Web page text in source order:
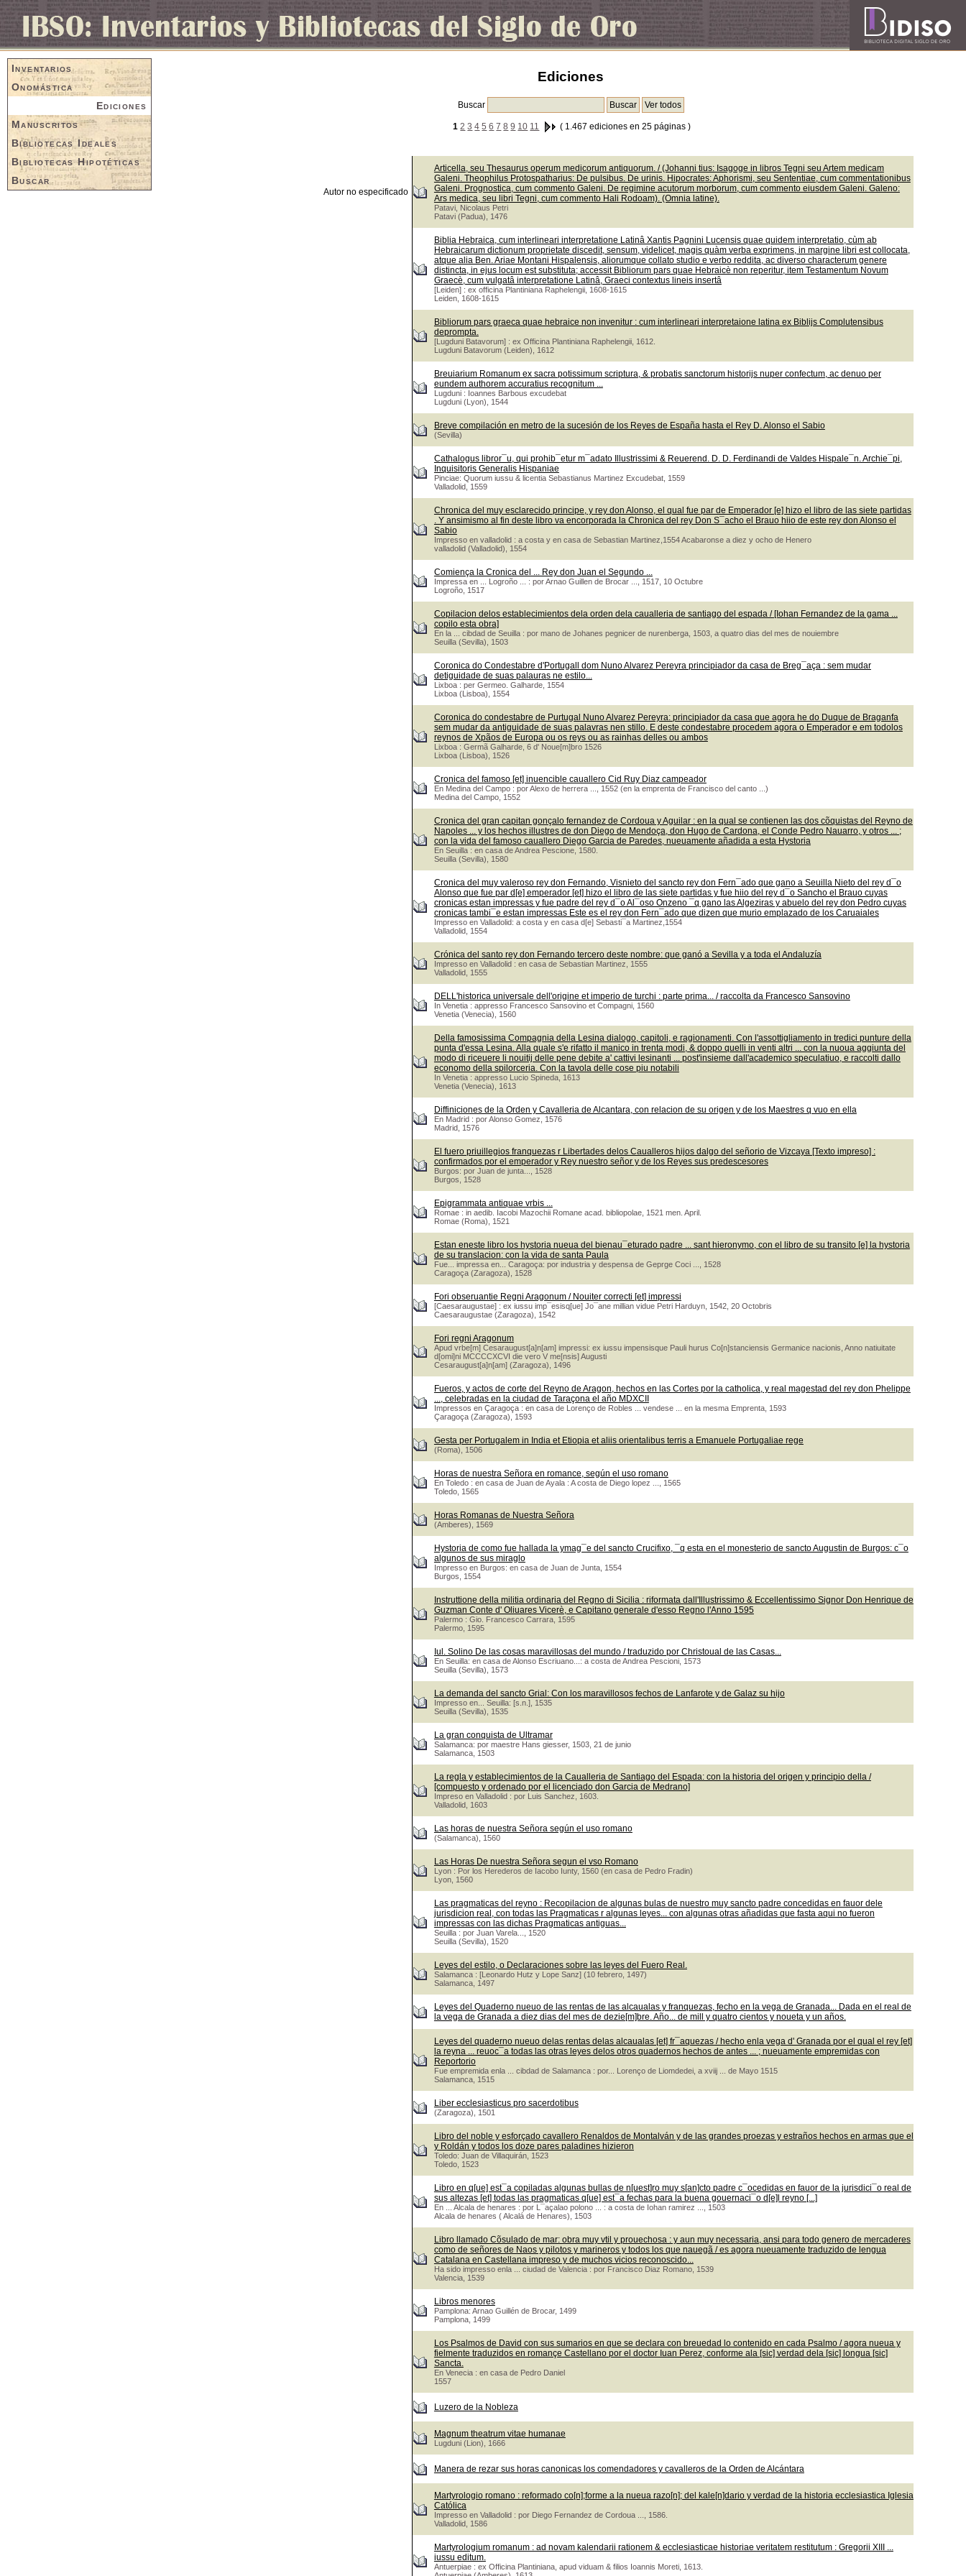
Inventarios
Onomástica
Ediciones
Manuscritos
Bibliotecas Ideales
Bibliotecas Hipotéticas
Buscar
Ediciones
Buscar
1 2 3 4 5 6 7 8 9 10 11 ( 1.467 ediciones en 25 páginas )
Autor no especificado
Articella, seu Thesaurus operum medicorum antiquorum. / (Johanni tius: Isagoge in libros Tegni seu Artem medicam
Galeni. Theophilus Protospatharius: De pulsibus. De urinis. Hipocrates: Aphorismi, seu Sententiae, cum commentationibus
Galeni. Prognostica, cum commento Galeni. De regimine acutorum morborum, cum commento eiusdem Galeni. Galeno:
Ars medica, seu libri Tegni, cum commento Hali Rodoam). (Omnia latine).
Patavi, Nicolaus Petri
Patavi (Padua), 1476
Biblia Hebraica, cum interlineari interpretatione Latinâ Xantis Pagnini Lucensis quae quidem interpretatio, cùm ab
Hebraicarum dictionum proprietate discedit, sensum, videlicet, magis quàm verba exprimens, in margine libri est collocata,
atque alia Ben. Ariae Montani Hispalensis, aliorumque collato studio e verbo reddita, ac diverso characterum genere
distincta, in ejus locum est substituta; accessit Bibliorum pars quae Hebraicè non reperitur, item Testamentum Novum
Graecè, cum vulgatâ interpretatione Latinâ, Graeci contextus lineis insertâ
[Leiden] : ex officina Plantiniana Raphelengii, 1608-1615
Leiden, 1608-1615
Bibliorum pars graeca quae hebraice non invenitur : cum interlineari interpretaione latina ex Biblijs Complutensibus
deprompta.
[Lugduni Batavorum] : ex Officina Plantiniana Raphelengii, 1612.
Lugduni Batavorum (Leiden), 1612
Breuiarium Romanum ex sacra potissimum scriptura, & probatis sanctorum historijs nuper confectum, ac denuo per
eundem authorem accuratius recognitum ...
Lugduni : Ioannes Barbous excudebat
Lugduni (Lyon), 1544
Breve compilación en metro de la sucesión de los Reyes de España hasta el Rey D. Alonso el Sabio
(Sevilla)
Cathalogus libror¯u, qui prohib¯etur m¯adato Illustrissimi & Reuerend. D. D. Ferdinandi de Valdes Hispale¯n. Archie¯pi,
Inquisitoris Generalis Hispaniae
Pinciae: Quorum iussu & licentia Sebastianus Martinez Excudebat, 1559
Valladolid, 1559
Chronica del muy esclarecido principe, y rey don Alonso, el qual fue par de Emperador [e] hizo el libro de las siete partidas
. Y ansimismo al fin deste libro va encorporada la Chronica del rey Don S¯acho el Brauo hiio de este rey don Alonso el
Sabio
Impresso en valladolid : a costa y en casa de Sebastian Martinez,1554 Acabaronse a diez y ocho de Henero
valladolid (Valladolid), 1554
Comiença la Cronica del ... Rey don Juan el Segundo ...
Impressa en ... Logroño ... : por Arnao Guillen de Brocar ..., 1517, 10 Octubre
Logroño, 1517
Copilacion delos establecimientos dela orden dela caualleria de santiago del espada / [Iohan Fernandez de la gama ...
copilo esta obra]
En la ... cibdad de Seuilla : por mano de Johanes pegnicer de nurenberga, 1503, a quatro dias del mes de nouiembre
Seuilla (Sevilla), 1503
Coronica do Condestabre d'Portugall dom Nuno Alvarez Pereyra principiador da casa de Breg¯aça : sem mudar
detiguidade de suas palauras ne estilo...
Lixboa : per Germeo. Galharde, 1554
Lixboa (Lisboa), 1554
Coronica do condestabre de Purtugal Nuno Alvarez Pereyra: principiador da casa que agora he do Duque de Braganfa
sem mudar da antiguidade de suas palavras nen stillo. E deste condestabre procedem agora o Emperador e em todolos
reynos de Xpãos de Europa ou os reys ou as rainhas delles ou ambos
Lixboa : Germã Galharde, 6 d' Noue[m]bro 1526
Lixboa (Lisboa), 1526
Cronica del famoso [et] inuencible cauallero Cid Ruy Diaz campeador
En Medina del Campo : por Alexo de herrera ..., 1552 (en la emprenta de Francisco del canto ...)
Medina del Campo, 1552
Cronica del gran capitan gonçalo fernandez de Cordoua y Aguilar : en la qual se contienen las dos cõquistas del Reyno de
Napoles ... y los hechos illustres de don Diego de Mendoça, don Hugo de Cardona, el Conde Pedro Nauarro, y otros ... ;
con la vida del famoso cauallero Diego Garcia de Paredes, nueuamente añadida a esta Hystoria
En Seuilla : en casa de Andrea Pescione, 1580.
Seuilla (Sevilla), 1580
Cronica del muy valeroso rey don Fernando, Visnieto del sancto rey don Fern¯ado que gano a Seuilla Nieto del rey d¯o
Alonso que fue par d[e] emperador [et] hizo el libro de las siete partidas y fue hiio del rey d¯o Sancho el Brauo cuyas
cronicas estan impressas y fue padre del rey d¯o Al¯oso Onzeno ¯q gano las Algeziras y abuelo del rey don Pedro cuyas
cronicas tambi¯e estan impressas Este es el rey don Fern¯ado que dizen que murio emplazado de los Caruaiales
Impresso en Valladolid: a costa y en casa d[e] Sebasti¯a Martinez,1554
Valladolid, 1554
Crónica del santo rey don Fernando tercero deste nombre: que ganó a Sevilla y a toda el Andaluzía
Impresso en Valladolid : en casa de Sebastian Martinez, 1555
Valladolid, 1555
DELL'historica universale dell'origine et imperio de turchi : parte prima... / raccolta da Francesco Sansovino
In Venetia : appresso Francesco Sansovino et Compagni, 1560
Venetia (Venecia), 1560
Della famosissima Compagnia della Lesina dialogo, capitoli, e ragionamenti. Con l'assottigliamento in tredici punture della
punta d'essa Lesina. Alla quale s'e rifatto il manico in trenta modi, & doppo quelli in venti altri ... con la nuoua aggiunta del
modo di riceuere li nouitij delle pene debite a' cattivi lesinanti ... post'insieme dall'academico speculatiuo, e raccolti dallo
economo della spilorceria. Con la tavola delle cose piu notabili
In Venetia : appresso Lucio Spineda, 1613
Venetia (Venecia), 1613
Diffiniciones de la Orden y Cavalleria de Alcantara, con relacion de su origen y de los Maestres q vuo en ella
En Madrid : por Alonso Gomez, 1576
Madrid, 1576
El fuero priuillegios franquezas r Libertades delos Caualleros hijos dalgo del señorio de Vizcaya [Texto impreso] :
confirmados por el emperador y Rey nuestro señor y de los Reyes sus predescesores
Burgos: por Juan de junta..., 1528
Burgos, 1528
Epigrammata antiquae vrbis ...
Romae : in aedib. Iacobi Mazochii Romane acad. bibliopolae, 1521 men. April.
Romae (Roma), 1521
Estan eneste libro los hystoria nueua del bienau¯eturado padre ... sant hieronymo, con el libro de su transito [e] la hystoria
de su translacion: con la vida de santa Paula
Fue... impressa en... Caragoça: por industria y despensa de Geprge Coci ..., 1528
Caragoça (Zaragoza), 1528
Fori obseruantie Regni Aragonum / Nouiter correcti [et] impressi
[Caesaraugustae] : ex iussu imp¯esisq[ue] Jo¯ane millian vidue Petri Harduyn, 1542, 20 Octobris
Caesaraugustae (Zaragoza), 1542
Fori regni Aragonum
Apud vrbe[m] Cesaraugust[a]n[am] impressi: ex iussu impensisque Pauli hurus Co[n]stanciensis Germanice nacionis, Anno natiuitate
d[omi]ni MCCCCXCVI die vero V me[nsis] Augusti
Cesaraugust[a]n[am] (Zaragoza), 1496
Fueros, y actos de corte del Reyno de Aragon, hechos en las Cortes por la catholica, y real magestad del rey don Phelippe
..., celebradas en la ciudad de Taraçona el año MDXCII
Impressos en Çaragoça : en casa de Lorenço de Robles ... vendese ... en la mesma Emprenta, 1593
Çaragoça (Zaragoza), 1593
Gesta per Portugalem in India et Etiopia et aliis orientalibus terris a Emanuele Portugaliae rege
(Roma), 1506
Horas de nuestra Señora en romance, según el uso romano
En Toledo : en casa de Juan de Ayala : A costa de Diego lopez ..., 1565
Toledo, 1565
Horas Romanas de Nuestra Señora
(Amberes), 1569
Hystoria de como fue hallada la ymag¯e del sancto Crucifixo, ¯q esta en el monesterio de sancto Augustin de Burgos: c¯o
algunos de sus miraglo
Impresso en Burgos: en casa de Juan de Junta, 1554
Burgos, 1554
Instruttione della militia ordinaria del Regno di Sicilia : riformata dall'Illustrissimo & Eccellentissimo Signor Don Henrique de
Guzman Conte d' Oliuares Vicerè, e Capitano generale d'esso Regno l'Anno 1595
Palermo : Gio. Francesco Carrara, 1595
Palermo, 1595
Iul. Solino De las cosas maravillosas del mundo / traduzido por Christoual de las Casas...
En Seuilla: en casa de Alonso Escriuano...: a costa de Andrea Pescioni, 1573
Seuilla (Sevilla), 1573
La demanda del sancto Grial: Con los maravillosos fechos de Lanfarote y de Galaz su hijo
Impresso en... Seuilla: [s.n.], 1535
Seuilla (Sevilla), 1535
La gran conquista de Ultramar
Salamanca: por maestre Hans giesser, 1503, 21 de junio
Salamanca, 1503
La regla y establecimientos de la Caualleria de Santiago del Espada: con la historia del origen y principio della /
[compuesto y ordenado por el licenciado don Garcia de Medrano]
Impreso en Valladolid : por Luis Sanchez, 1603.
Valladolid, 1603
Las horas de nuestra Señora según el uso romano
(Salamanca), 1560
Las Horas De nuestra Señora segun el vso Romano
Lyon : Por los Herederos de Iacobo Iunty, 1560 (en casa de Pedro Fradin)
Lyon, 1560
Las pragmaticas del reyno : Recopilacion de algunas bulas de nuestro muy sancto padre concedidas en fauor dele
jurisdicion real, con todas las Pragmaticas r algunas leyes... con algunas otras añadidas que fasta aqui no fueron
impressas con las dichas Pragmaticas antiguas...
Seuilla : por Juan Varela..., 1520
Seuilla (Sevilla), 1520
Leyes del estilo, o Declaraciones sobre las leyes del Fuero Real.
Salamanca : [Leonardo Hutz y Lope Sanz] (10 febrero, 1497)
Salamanca, 1497
Leyes del Quaderno nueuo de las rentas de las alcaualas y franquezas, fecho en la vega de Granada... Dada en el real de
la vega de Granada a diez dias del mes de dezie[m]bre. Año... de mill y quatro cientos y noueta y un años.
Leyes del quaderno nueuo delas rentas delas alcaualas [et] fr¯aquezas / hecho enla vega d' Granada por el qual el rey [et]
la reyna ... reuoc¯a todas las otras leyes delos otros quadernos hechos de antes ... ; nueuamente empremidas con
Reportorio
Fue empremida enla ... cibdad de Salamanca : por... Lorenço de Liomdedei, a xviij ... de Mayo 1515
Salamanca, 1515
Liber ecclesiasticus pro sacerdotibus
(Zaragoza), 1501
Libro del noble y esforçado cavallero Renaldos de Montalván y de las grandes proezas y estraños hechos en armas que el
y Roldán y todos los doze pares paladines hizieron
Toledo: Juan de Villaquirán, 1523
Toledo, 1523
Libro en q[ue] est¯a copiladas algunas bullas de n[uest]ro muy s[an]cto padre c¯ocedidas en fauor de la jurisdici¯o real de
sus altezas [et] todas las pragmaticas q[ue] est¯a fechas para la buena gouernaci¯o d[e]l reyno [...]
En ... Alcala de henares : por L¯açalao polono ... : a costa de Iohan ramirez ..., 1503
Alcala de henares ( Alcalá de Henares), 1503
Libro llamado Cõsulado de mar: obra muy vtil y prouechosa : y aun muy necessaria, ansi para todo genero de mercaderes
como de señores de Naos y pilotos y marineros y todos los que nauegã / es agora nueuamente traduzido de lengua
Catalana en Castellana impreso y de muchos vicios reconoscido...
Ha sido impresso enla ... ciudad de Valencia : por Francisco Diaz Romano, 1539
Valencia, 1539
Libros menores
Pamplona: Arnao Guillén de Brocar, 1499
Pamplona, 1499
Los Psalmos de David con sus sumarios en que se declara con breuedad lo contenido en cada Psalmo / agora nueua y
fielmente traduzidos en romançe Castellano por el doctor Iuan Perez, conforme ala [sic] verdad dela [sic] longua [sic]
Sancta.
En Venecia : en casa de Pedro Daniel
1557
Luzero de la Nobleza
Magnum theatrum vitae humanae
Lugduni (Lion), 1666
Manera de rezar sus horas canonicas los comendadores y cavalleros de la Orden de Alcántara
Martyrologio romano : reformado co[n];forme a la nueua razo[n]; del kale[n]dario y verdad de la historia ecclesiastica Iglesia
Católica
Impresso en Valladolid : por Diego Fernandez de Cordoua ..., 1586.
Valladolid, 1586
Martyrologium romanum : ad novam kalendarii rationem & ecclesiasticae historiae veritatem restitutum : Gregorii XIII ...
iussu editum.
Antuerpiae : ex Officina Plantiniana, apud viduam & filios Ioannis Moreti, 1613.